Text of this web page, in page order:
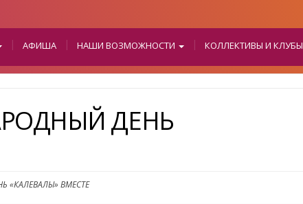
АФИША НАШИ ВОЗМОЖНОСТИ КОЛЛЕКТИВЫ И КЛУБЫ
ДЕНЬ
«КАЛЕВАЛЫ» ВМЕСТЕ